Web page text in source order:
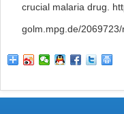
crucial malaria drug.
golm.mpg.de/